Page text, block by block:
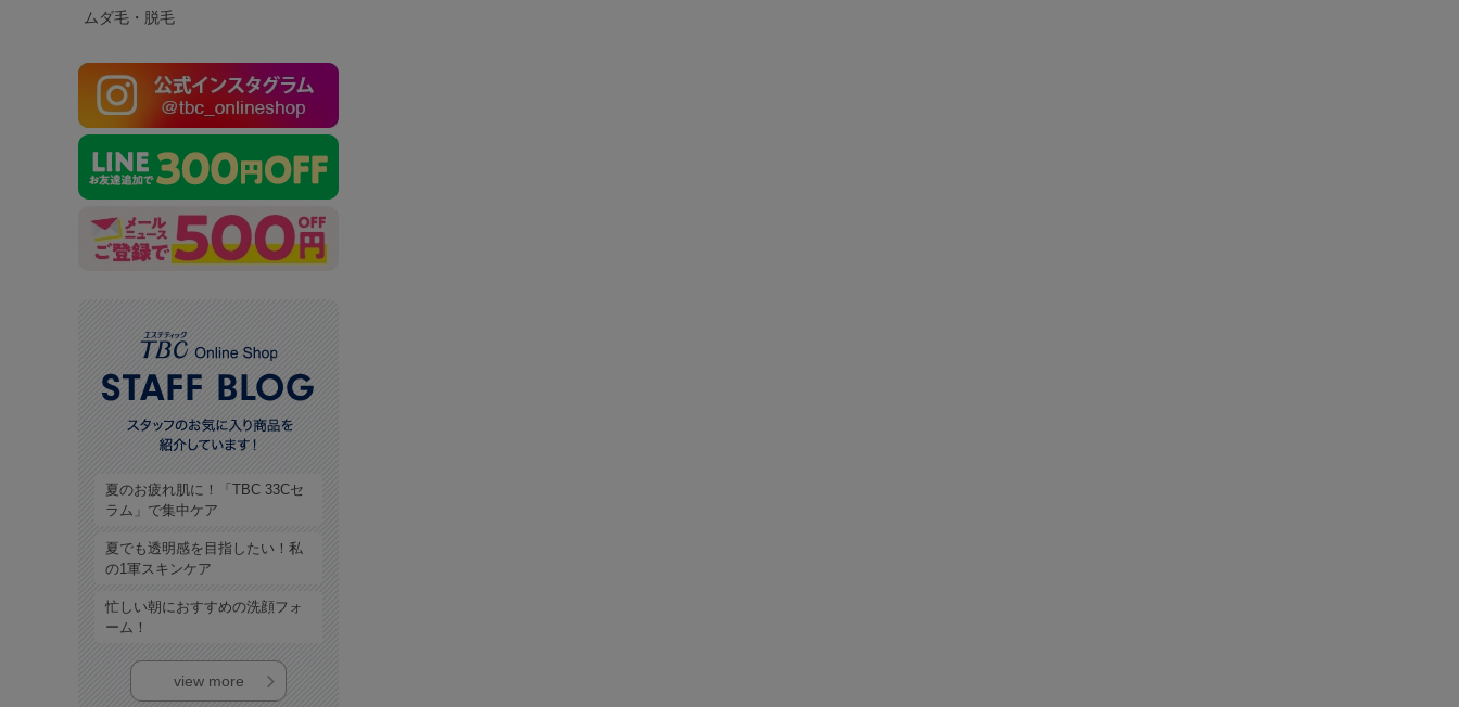
ムダ毛・脱毛
夏のお疲れ肌に！「TBC 33Cセ
ラム」で集中ケア
夏でも透明感を目指したい！私
の1軍スキンケア
忙しい朝におすすめの洗顔フォ
ーム！
view more